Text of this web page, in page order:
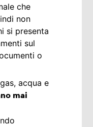
che
non
si presenta
sul
o
acqua e
mai